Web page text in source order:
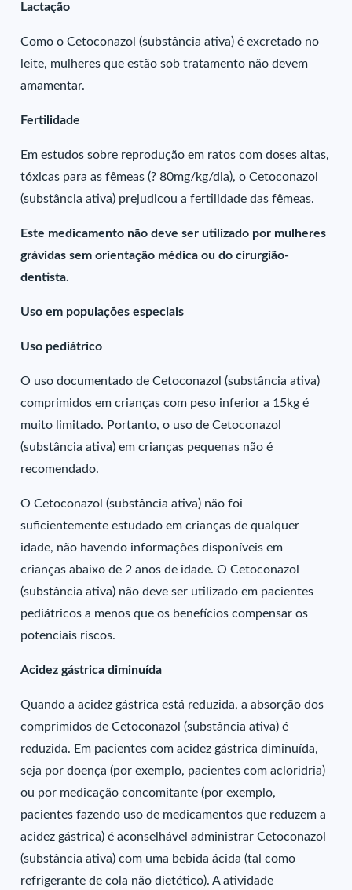
Lactação
Como o Cetoconazol (substância ativa) é excretado no
leite, mulheres que estão sob tratamento não devem
amamentar.
Fertilidade
Em estudos sobre reprodução em ratos com doses altas,
tóxicas para as fêmeas (? 80mg/kg/dia), o Cetoconazol
(substância ativa) prejudicou a fertilidade das fêmeas.
Este medicamento não deve ser utilizado por mulheres
grávidas sem orientação médica ou do cirurgião-
dentista.
Uso em populações especiais
Uso pediátrico
O uso documentado de Cetoconazol (substância ativa)
comprimidos em crianças com peso inferior a 15kg é
muito limitado. Portanto, o uso de Cetoconazol
(substância ativa) em crianças pequenas não é
recomendado.
O Cetoconazol (substância ativa) não foi
suficientemente estudado em crianças de qualquer
idade, não havendo informações disponíveis em
crianças abaixo de 2 anos de idade. O Cetoconazol
(substância ativa) não deve ser utilizado em pacientes
pediátricos a menos que os benefícios compensar os
potenciais riscos.
Acidez gástrica diminuída
Quando a acidez gástrica está reduzida, a absorção dos
comprimidos de Cetoconazol (substância ativa) é
reduzida. Em pacientes com acidez gástrica diminuída,
seja por doença (por exemplo, pacientes com acloridria)
ou por medicação concomitante (por exemplo,
pacientes fazendo uso de medicamentos que reduzem a
acidez gástrica) é aconselhável administrar Cetoconazol
(substância ativa) com uma bebida ácida (tal como
refrigerante de cola não dietético). A atividade